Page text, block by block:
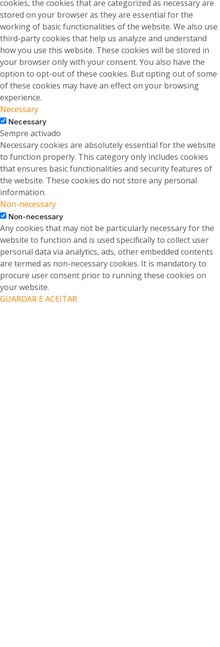
cookies, the cookies that are categorized as necessary are
stored on your browser as they are essential for the
working of basic functionalities of the website. We also use
third-party cookies that help us analyze and understand
how you use this website. These cookies will be stored in
your browser only with your consent. You also have the
option to opt-out of these cookies. But opting out of some
of these cookies may have an effect on your browsing
experience.
Necessary
Necessary
Sempre activado
Necessary cookies are absolutely essential for the website
to function properly. This category only includes cookies
that ensures basic functionalities and security features of
the website. These cookies do not store any personal
information.
Non-necessary
Non-necessary
Any cookies that may not be particularly necessary for the
website to function and is used specifically to collect user
personal data via analytics, ads, other embedded contents
are termed as non-necessary cookies. It is mandatory to
procure user consent prior to running these cookies on
your website.
GUARDAR E ACEITAR